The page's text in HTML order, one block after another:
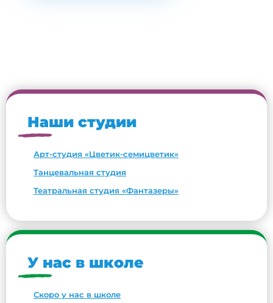
Наши студии
Арт-студия «Цветик-семицветик»
Танцевальная студия
Театральная студия «Фантазеры»
У нас в школе
Скоро у нас в школе